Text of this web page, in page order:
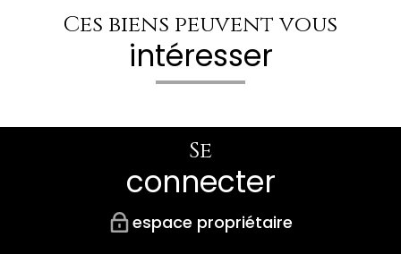
Ces biens peuvent vous
intéresser
Se
connecter
espace propriétaire